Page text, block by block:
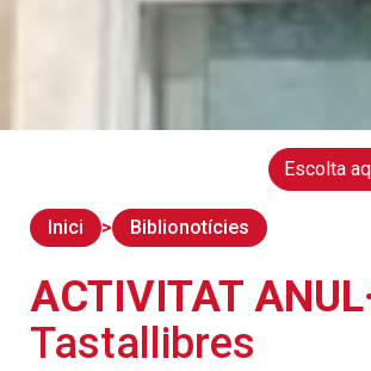
Escolta
Inici Biblionotícies
ACTIVITAT
Tastallibres